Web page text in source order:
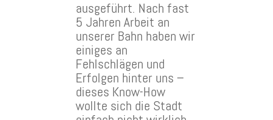
ausgeführt. Nach fast
5 Jahren Arbeit an
unserer Bahn haben wir
einiges an
Fehlschlägen und
Erfolgen hinter uns –
dieses Know-How
wollte sich die Stadt